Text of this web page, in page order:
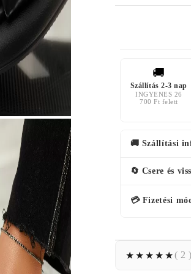
🚚
Szállítás 2-3 nap
INGYENES 26
700 Ft felett
🚚 Szállítási
🔄 Csere és
💳 Fizetési
( 2